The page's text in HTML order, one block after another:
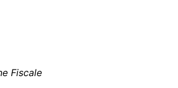
Fiscale